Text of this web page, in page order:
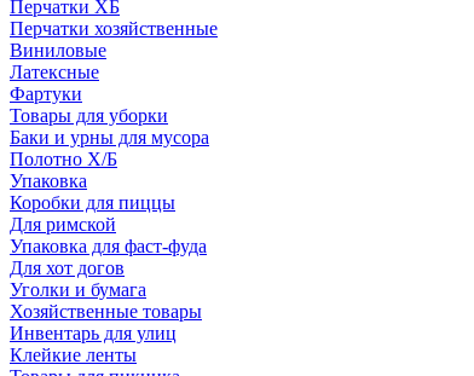
Перчатки ХБ
Перчатки хозяйственные
Виниловые
Латексные
Фартуки
Товары для уборки
Баки и урны для мусора
Полотно Х/Б
Упаковка
Коробки для пиццы
Для римской
Упаковка для фаст-фуда
Для хот догов
Уголки и бумага
Хозяйственные товары
Инвентарь для улиц
Клейкие ленты